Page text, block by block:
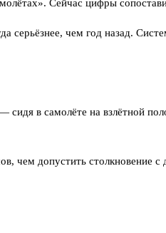
Сейчас цифры
серьёзнее, чем год назад.
сидя в самолёте на взлётной
чем допустить столкновение